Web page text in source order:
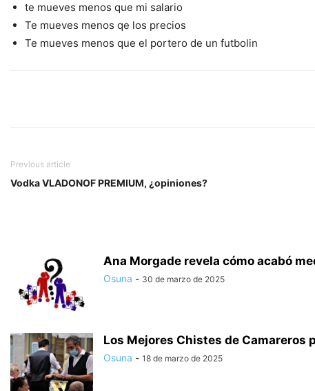
te mueves menos que mi salario
Te mueves menos qe los precios
Te mueves menos que el portero de un futbolin
Previous article
Vodka VLADONOF PREMIUM, ¿opiniones?
Ana Morgade revela cómo acabó
Osuna - 30 de marzo de 2025
Los Mejores Chistes de Camareros
Osuna - 18 de marzo de 2025